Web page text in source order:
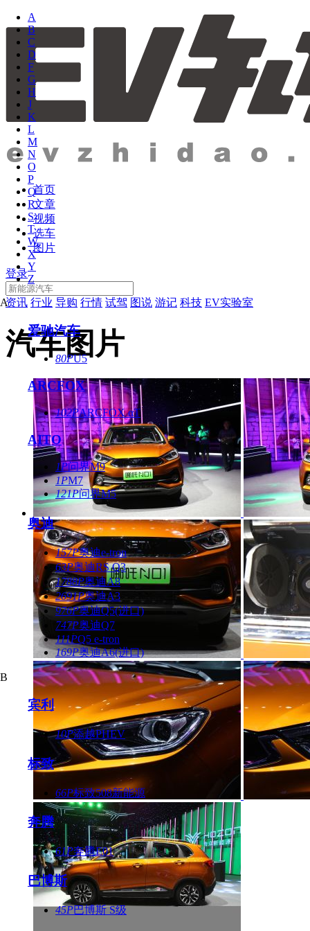
首页
文章
视频
选车
图片
登录
资讯 行业 导购 行情 试驾 图说 游记 科技 EV实验室
汽车图片
A
B
C
D
F
G
H
J
K
L
M
N
O
P
Q
R
S
T
W
X
Y
Z
A
爱驰汽车
80PU5
ARCFOX
102PARCFOX αT
AITO
1P问界M9
1PM7
121P问界M5
奥迪
157P奥迪e-tron
63P奥迪RS Q3
1788P奥迪A8
2691P奥迪A3
976P奥迪Q5(进口)
747P奥迪Q7
111PQ5 e-tron
169P奥迪A6(进口)
B
宾利
10P添越PHEV
标致
66P标致508新能源
奔腾
61P奔腾E01
巴博斯
45P巴博斯 S级